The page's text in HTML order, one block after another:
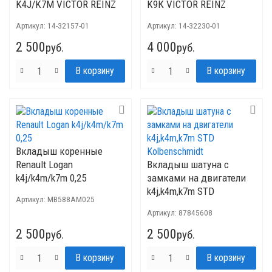
K4J/K7M VICTOR REINZ
Артикул: 14-32157-01
2 500руб.
K9К VICTOR REINZ
Артикул: 14-32230-01
4 000руб.
Вкладыш коренные
Renault Logan
k4j/k4m/k7m 0,25
Артикул: MB588AM025
2 500руб.
Вкладыш шатуна с
замками на двигатели
k4j,k4m,k7m STD
Артикул: 87845608
2 500руб.